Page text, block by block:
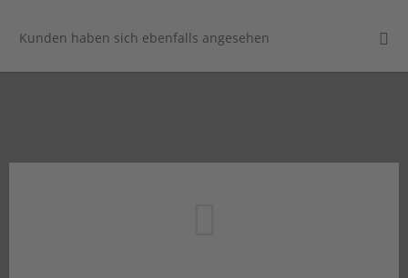
Kunden haben sich ebenfalls angesehen